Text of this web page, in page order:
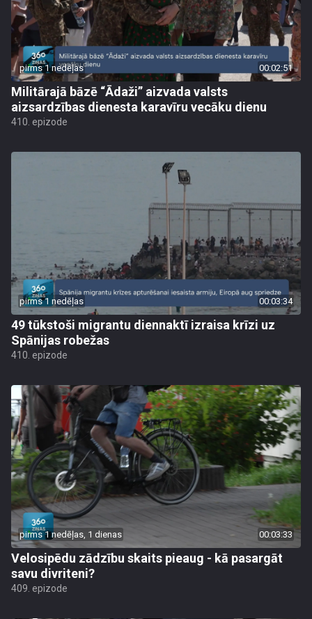
pirms 1 nedēļas 00:02:51
Militārajā bāzē “Ādaži” aizvada valsts
aizsardzības dienesta karavīru vecāku dienu
410. epizode
pirms 1 nedēļas 00:03:34
49 tūkstoši migrantu diennaktī izraisa krīzi uz
Spānijas robežas
410. epizode
pirms 1 nedēļas, 1 dienas 00:03:33
Velosipēdu zādzību skaits pieaug - kā pasargāt
savu divriteni?
409. epizode